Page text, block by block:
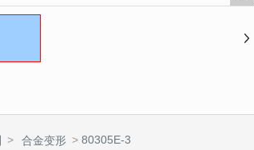
合金变形 80305E-3